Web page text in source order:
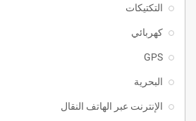
التكتيكات
كهربائي
GPS
البحرية
الإنترنت عبر الهاتف النقال